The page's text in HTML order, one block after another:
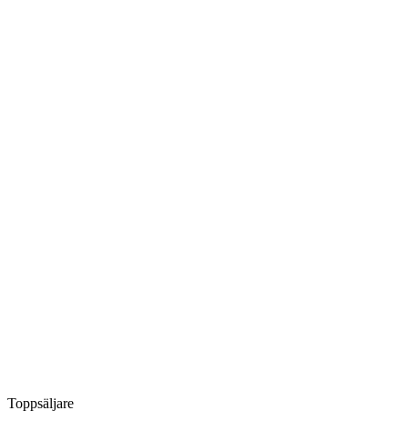
Toppsäljare